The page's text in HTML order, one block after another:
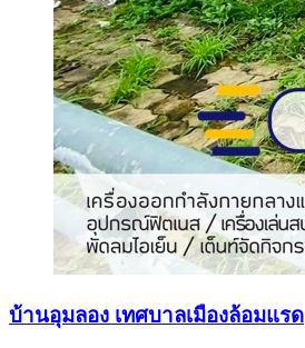
บ้านอุมลอง เทศบาลเมืองล้อมแรด